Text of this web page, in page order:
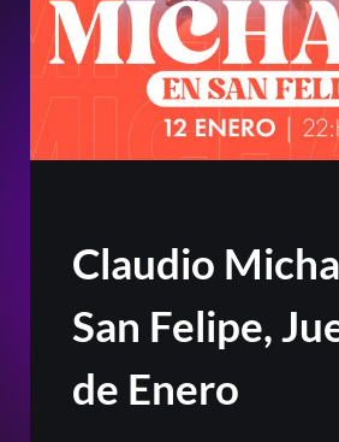
Claudio
San Felipe,
de Enero